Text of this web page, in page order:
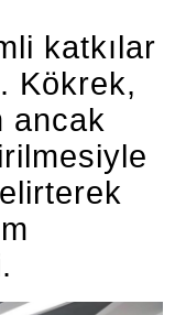
katkılar
Kökrek,
ancak